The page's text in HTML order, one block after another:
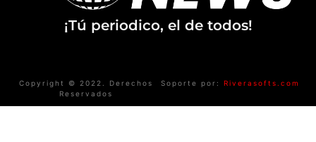
¡Tú periodico, el de todos!
Copyright © 2022. Derechos
Reservados
Soporte por: Riverasofts.com